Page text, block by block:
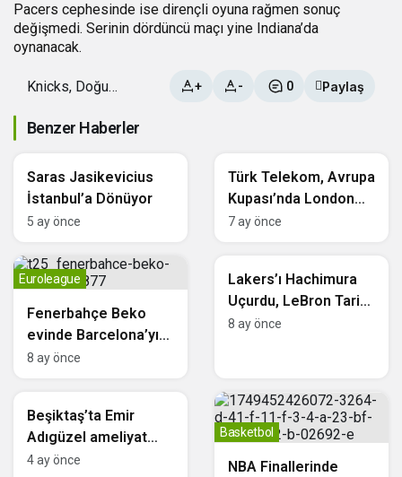
Pacers cephesinde ise dirençli oyuna rağmen sonuç
değişmedi. Serinin dördüncü maçı yine Indiana’da
oynanacak.
Knicks, Doğu
Galibiyetini Aldı
+ - 0 Paylaş
Benzer Haberler
Saras Jasikevicius
İstanbul’a Dönüyor
5 ay önce
Türk Telekom, Avrupa
Kupası’nda London
Lions’ı Ağırlıyor
7 ay önce
Fenerbahçe Beko
evinde Barcelona’yı
konuk edecek
Euroleague
8 ay önce
Lakers’ı Hachimura
Uçurdu, LeBron Tarihi
Seriyi Kaybetti; Adem
8 ay önce
Beşiktaş’ta Emir
Adıgüzel ameliyat
edildi
4 ay önce
NBA Finallerinde
Basketbol